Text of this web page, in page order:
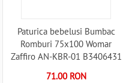
Paturica bebelusi Bumbac
Romburi 75x100 Womar
Zaffiro AN-KBR-01 B3406431
71.00 RON